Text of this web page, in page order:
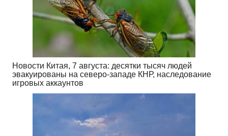
Новости Китая, 7 августа: десятки тысяч людей
эвакуированы на северо-западе КНР, наследование
игровых аккаунтов